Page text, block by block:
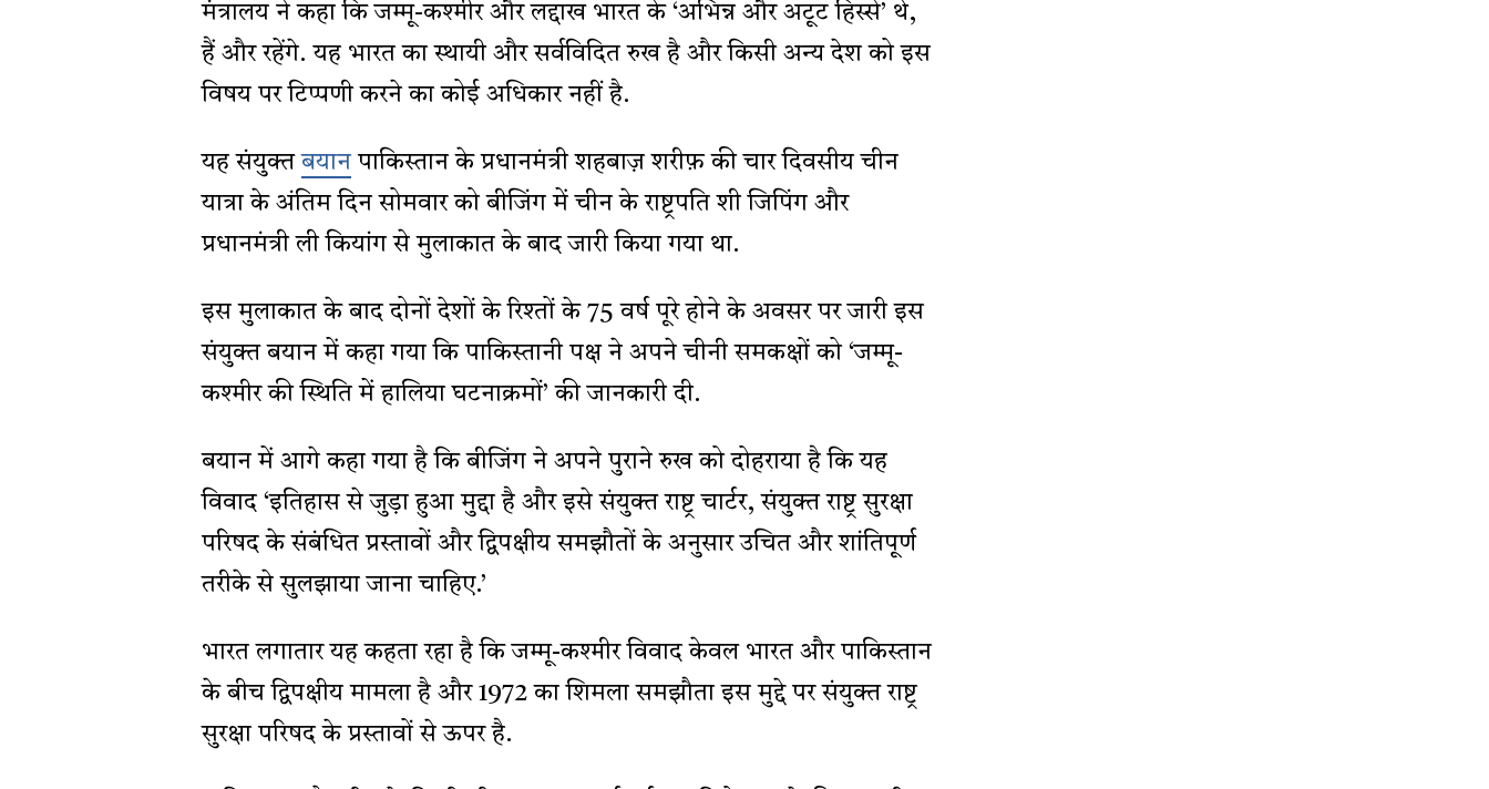
मंत्रालय ने कहा कि जम्मू-कश्मीर और लद्दाख भारत के ‘अभिन्न और अटूट हिस्से’ थे,
हैं और रहेंगे. यह भारत का स्थायी और सर्वविदित रुख है और किसी अन्य देश को इस
विषय पर टिप्पणी करने का कोई अधिकार नहीं है.
यह संयुक्तबयानपाकिस्तान के प्रधानमंत्री शहबाज़ शरीफ़ की चार दिवसीय चीन
यात्रा के अंतिम दिन सोमवार को बीजिंग में चीन के राष्ट्रपति शी जिपिंग और
प्रधानमंत्री ली कियांग से मुलाकात के बाद जारी किया गया था.
इस मुलाकात के बाद दोनों देशों के रिश्तों के 75 वर्ष पूरे होने के अवसर पर जारी इस
संयुक्त बयान में कहा गया कि पाकिस्तानी पक्ष ने अपने चीनी समकक्षों को ‘जम्मू-
कश्मीर की स्थिति में हालिया घटनाक्रमों’ की जानकारी दी.
बयान में आगे कहा गया है कि बीजिंग ने अपने पुराने रुख को दोहराया है कि यह
विवाद ‘इतिहास से जुड़ा हुआ मुद्दा है और इसे संयुक्त राष्ट्र चार्टर, संयुक्त राष्ट्र सुरक्षा
परिषद के संबंधित प्रस्तावों और द्विपक्षीय समझौतों के अनुसार उचित और शांतिपूर्ण
तरीके से सुलझाया जाना चाहिए.’
भारत लगातार यह कहता रहा है कि जम्मू-कश्मीर विवाद केवल भारत और पाकिस्तान
के बीच द्विपक्षीय मामला है और 1972 का शिमला समझौता इस मुद्दे पर संयुक्त राष्ट्र
सुरक्षा परिषद के प्रस्तावों से ऊपर है.